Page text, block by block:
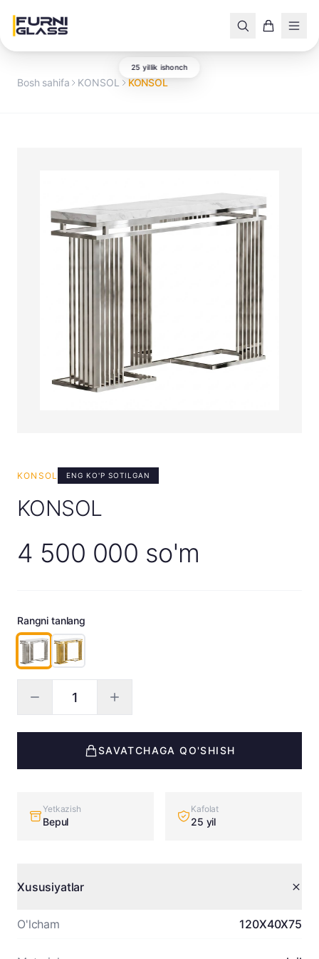
25 yillik ishonch
Bosh sahifa KONSOL KONSOL
KONSOL ENG KO'P SOTILGAN
KONSOL
4 500 000 so'm
Rangni tanlang
SAVATCHAGA QO'SHISH
Yetkazish
Bepul
Kafolat
25 yil
Xususiyatlar
O'lcham 120X40X75